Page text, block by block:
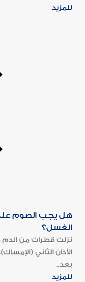
للمزيد
هل يجب الصوم
الغسل؟
نزلت قطرات من الدم
الأذان الثاني
بعد..
للمزيد